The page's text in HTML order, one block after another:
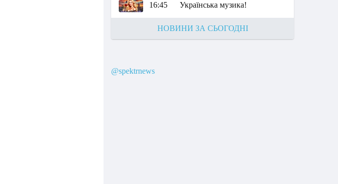
16:45 Українська музика!
НОВИНИ ЗА СЬОГОДНІ
@spektrnews